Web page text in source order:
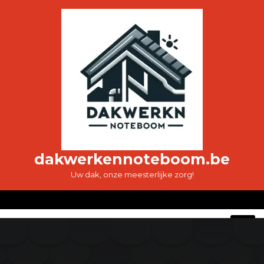
dakwerkennoteboom.be
Uw dak, onze meesterlijke zorg!